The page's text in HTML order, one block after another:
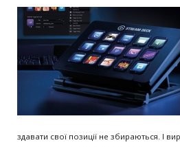
здавати свої позиції не збираються. І